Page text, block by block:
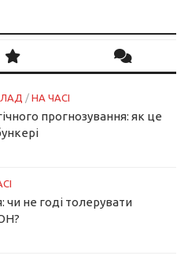
/ НА ЧАСІ
прогнозування: як це
чи не годі толерувати